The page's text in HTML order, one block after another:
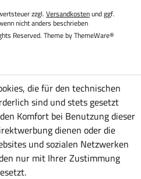
zzgl. Versandkostenund ggf.
nicht anders beschrieben
Reserved. Theme byThemeWare®
die für den technischen
sind und stets gesetzt
Komfort bei Benutzung dieser
dienen oder die
und sozialen Netzwerken
nur mit Ihrer Zustimmung